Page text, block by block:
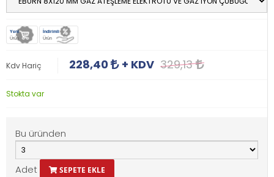
Yeni
Ürün
İndirimli
Ürün
Kdv Hariç 228,40 + KDV 329,13
Stokta var
Bu üründen
Adet SEPETE EKLE